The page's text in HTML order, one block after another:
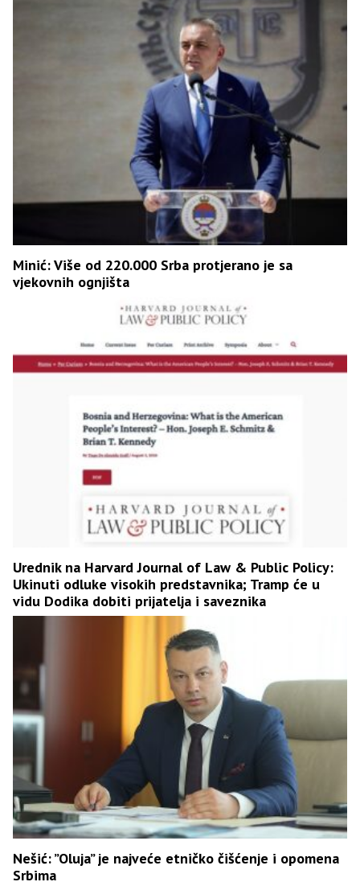
Minić: Više od 220.000 Srba protjerano je sa
vjekovnih ognjišta
Urednik na Harvard Journal of Law & Public Policy:
Ukinuti odluke visokih predstavnika; Tramp će u
vidu Dodika dobiti prijatelja i saveznika
Nešić: ”Oluja” je najveće etničko čišćenje i opomena
Srbima